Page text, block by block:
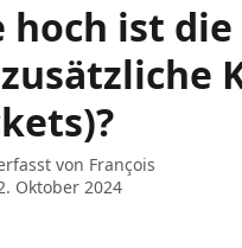
hoch ist
von François
Oktober 2024